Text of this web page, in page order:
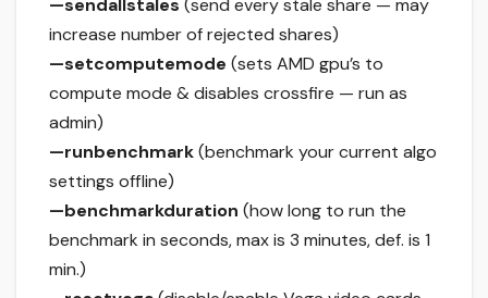
increase number of rejected shares)
—setcomputemode (sets AMD gpu’s to
compute mode & disables crossfire — run as
admin)
—runbenchmark(benchmark your current algo
settings offline)
—benchmarkduration (how long to run the
benchmark in seconds, max is 3 minutes, def. is 1
min.)